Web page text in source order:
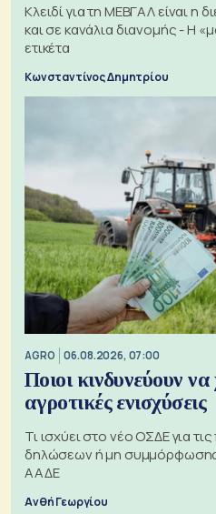
Κλειδί για τη ΜΕΒΓΑΛ είναι η
και σε κανάλια διανομής - Η
ετικέτα
Κωνσταντίνος Δημητρίου
AGRO 06.08.2026, 07:00
Ποιοι κινδυνεύουν να
αγροτικές ενισχύσεις
Τι ισχύει στο νέο ΟΣΔΕ για
δηλώσεων ή μη
ΑΑΔΕ
Ανθή Γεωργίου